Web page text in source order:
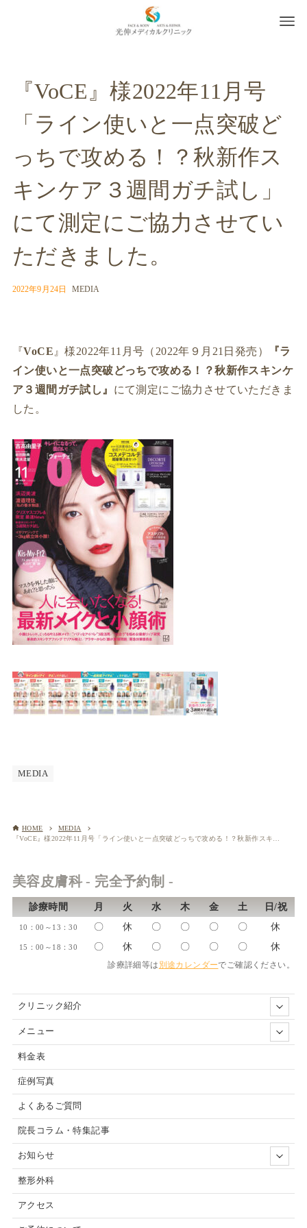
『VoCE』様2022年11月号
「ライン使いと一点突破ど
っちで攻める！？秋新作ス
キンケア３週間ガチ試し」
にて測定にご協力させてい
ただきました。
2022年9月24日 MEDIA
『VoCE 』様2022年11月号（2022年９月21日発売）
『ラ
イン使いと一点突破どっちで攻める！？秋新作スキンケ
ア３週間ガチ試し』 にて測定にご協力させていただきま
した。
MEDIA
HOME
MEDIA
美容皮膚科 - 完全予約制 -
診療時間 月 火 水 木 金 土 日/祝
10：00～13：30 〇 休 〇 〇 〇 〇 休
15：00～18：30 〇 休 〇 〇 〇 〇 休
診療詳細等は 別途カレンダーでご確認ください。
クリニック紹介
メニュー
料金表
症例写真
よくあるご質問
院長コラム・特集記事
お知らせ
整形外科
アクセス